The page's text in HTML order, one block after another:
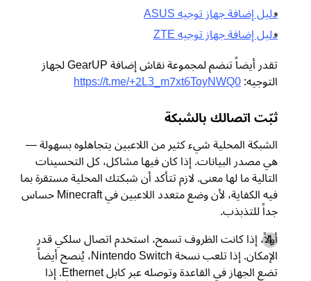
دليل إضافة جهاز توجيه ASUS
دليل إضافة جهاز توجيه ZTE
تقدر أيضاً تنضم لمجموعة نقاش إضافة GearUP لجهاز
التوجيه:https://t.me/+2L3_m7xt6ToyNWQ0
ثبّت اتصالك بالشبكة
الشبكة المحلية شيء كثير من اللاعبين يتجاهلوه بسهولة —
هي مصدر البيانات. إذا كان فيها مشاكل، كل التحسينات
التالية ما لها معنى. لازم تتأكد أن شبكتك المحلية مستقرة بما
فيه الكفاية، لأن وضع متعدد اللاعبين في Minecraft حساس
جداً للتذبذب.
أولاً، إذا كانت الظروف تسمح، استخدم اتصال سلكي قدر
الإمكان. إذا تلعب نسخة Nintendo Switch، يُنصح أيضاً
تضع الجهاز في القاعدة وتوصله عبر كابل Ethernet. إذا